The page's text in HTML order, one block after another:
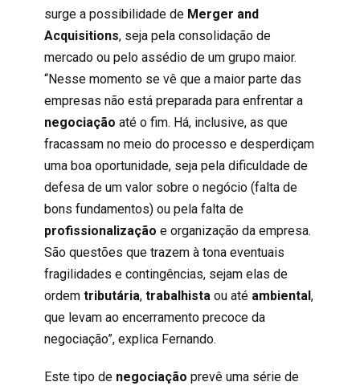
surge a possibilidade de Merger and
Acquisitions, seja pela consolidação de
mercado ou pelo assédio de um grupo maior.
“Nesse momento se vê que a maior parte das
empresas não está preparada para enfrentar a
negociação até o fim. Há, inclusive, as que
fracassam no meio do processo e desperdiçam
uma boa oportunidade, seja pela dificuldade de
defesa de um valor sobre o negócio (falta de
bons fundamentos) ou pela falta de
profissionalização e organização da empresa.
São questões que trazem à tona eventuais
fragilidades e contingências, sejam elas de
ordem tributária, trabalhista ou até ambiental ,
que levam ao encerramento precoce da
negociação”, explica Fernando.
Este tipo de negociação prevê uma série de